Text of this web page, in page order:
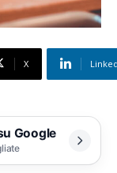
X
Google